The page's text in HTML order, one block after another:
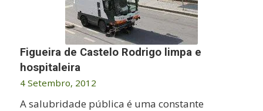
Figueira de Castelo Rodrigo limpa e
hospitaleira
4 Setembro, 2012
A salubridade pública é uma constante